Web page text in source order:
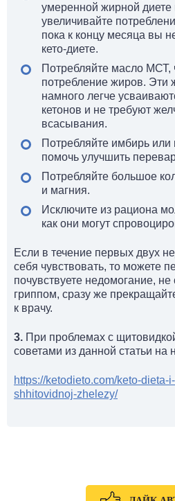
умеренной жирной
увеличивайте
пока к концу месяца вы
кето-диете.
Потребляйте масло МСТ,
потребление жиров. Эти
намного легче
кетонов и не требуют
всасывания.
Потребляйте имбирь
помочь улучшить
Потребляйте большое
и магния.
Исключите из рациона
как они могут
Если в течение первых двух
себя чувствовать, то можете
почувствуете недомогание, не
гриппом, сразу же
к врачу.
3. При проблемах с
советами из данной статьи на
https://ketodieto.com/keto-dieta-
shhitovidnoj-zhelezy/